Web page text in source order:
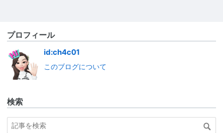
プロフィール
id:ch4c01
このブログについて
検索